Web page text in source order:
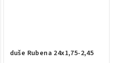
duše Rubena 24x1,75-2,45